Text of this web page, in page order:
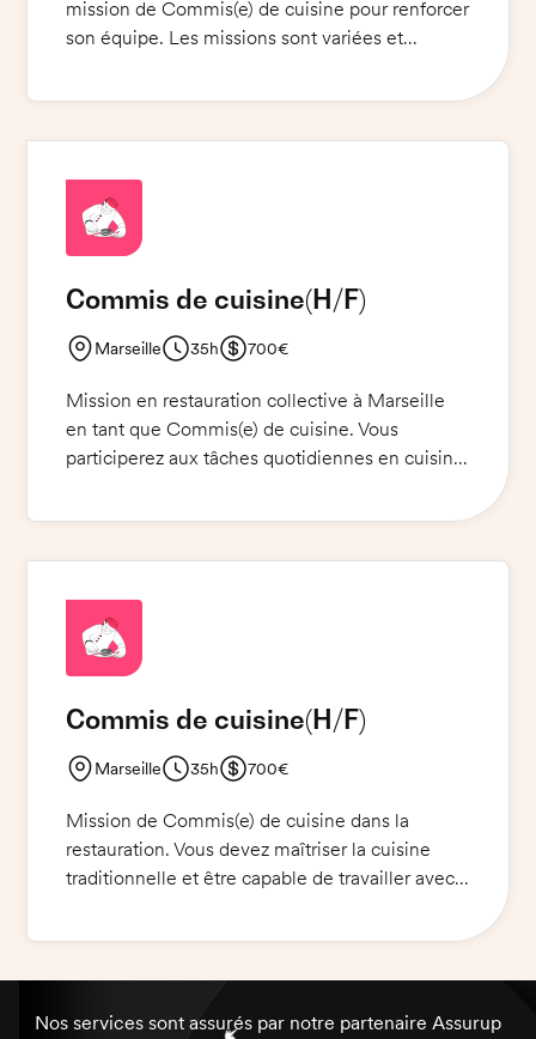
mission de Commis(e) de cuisine pour renforcer
son équipe. Les missions sont variées et
leur cuisson et leur dressage, le nettoyage et le
produits et des techniques culinaires est
requise. La capacité à travailler en équipe et
sous pression est également indispensable.
Commis de cuisine(H/F)
Marseille 35h 700€
Mission en restauration collective à Marseille
en tant que Commis(e) de cuisine. Vous
participerez aux tâches quotidiennes en cuisine
Vous travaillerez sous la direction du chef de
respectées. Vous serez également amené à
aider au nettoyage des locaux et à la
préparation des aliments.
Commis de cuisine(H/F)
Marseille 35h 700€
Mission de Commis(e) de cuisine dans la
restauration. Vous devez maîtriser la cuisine
traditionnelle et être capable de travailler avec
très exigeante. Nous travaillons en équipe de 3
vos chaussures.
Nos services sont assurés par notre partenaire Assurup